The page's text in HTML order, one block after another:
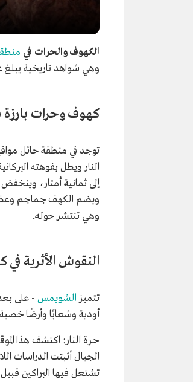
الكهوف والحرات في
وهي شواهد تاريخية يبلغ عدد
كهوف وحرات
توجد في منطقة حائل
النار ويطل بفوهته
ويضم الكهف جماجم
وهي تنتشر حوله.
النقوش الأثرية
تتميز الشويمس - على بعد نحو 250
أودية وشعابًا وأرضًا
تشتعل فيها البراكين